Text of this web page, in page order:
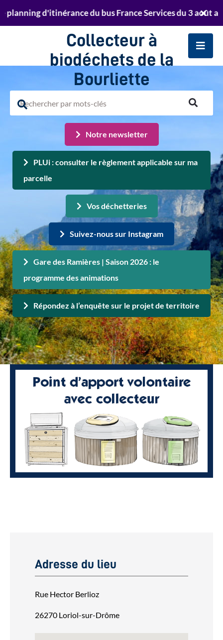
Aller à la recherche
Retrouvez le planning de passage de la
d'itinérance du bus France Services du 3 août au 23
Collecteur à
biodéchets de la
Bourliette
le
site
Rechercher
sur
Notre newsletter
PLUi : consulter le règlement applicable sur ma
parcelle
Vos déchetteries
Suivez-nous sur Instagram
Gare des Ramières | Saison 2026 : le
programme des animations
Répondez à l’enquête sur le projet de territoire
Adresse du lieu
Rue Hector Berlioz
26270 Loriol-sur-Drôme